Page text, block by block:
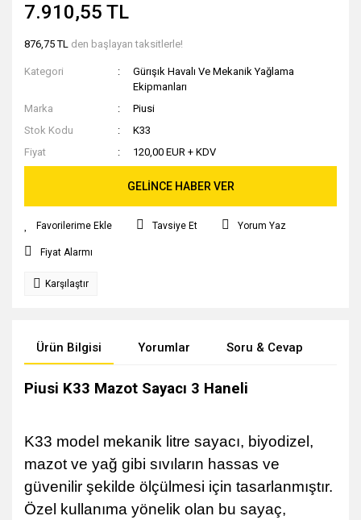
7.910,55 TL
876,75 TL den başlayan taksitlerle!
Kategori
Gürışık Havalı Ve Mekanik Yağlama
Ekipmanları
Marka
Piusi
Stok Kodu
K33
Fiyat
120,00 EUR + KDV
GELİNCE HABER VER
Tavsiye Et Yorum Yaz
Fiyat Alarmı
Karşılaştır
Ürün Bilgisi Yorumlar Soru & Cevap
Piusi K33 Mazot Sayacı 3 Haneli
K33 model mekanik litre sayacı, biyodizel,
mazot ve yağ gibi sıvıların hassas ve
güvenilir şekilde ölçülmesi için tasarlanmıştır.
Özel kullanıma yönelik olan bu sayaç,